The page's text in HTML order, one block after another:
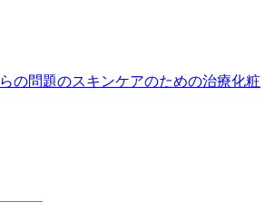
の問題のスキンケアのための治療化粧